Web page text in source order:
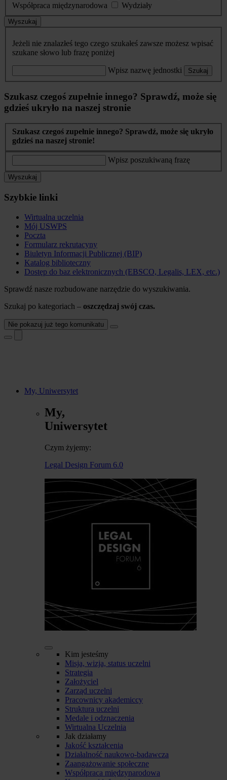
Współpraca międzynarodowa
Wydziały
Wyszukaj
Jeżeli nie znalazłeś tego czego szukałeś zawsze możesz wpisać
szukane słowo lub frazę poniżej
Wpisz nazwę jednostki Szukaj
Szukasz czegoś zupełnie innego? Sprawdź, może się
gdzieś ukryło na naszej stronie
Szukasz czegoś zupełnie innego? Sprawdź, może się ukryło
gdzieś na naszej stronie!
Wpisz poszukiwaną frazę
Wyszukaj
Szybkie linki
Wirtualna uczelnia
Mój USWPS
Poczta
Formularz rekrutacyny
Biuletyn Informacji Publicznej (BIP)
Katalog biblioteczny
Dostęp do baz elektronicznych (EBSCO, Legalis, LEX, etc.)
Sprawdź nasze rozbudowane narzędzie do wyszukiwania.
Szukaj po kategoriach – oszczędzaj swój czas.
Nie pokazuj już tego komunikatu
My, Uniwersytet
My,
Uniwersytet
Czym żyjemy:
Legal Design Forum 6.0
Kim jesteśmy
Misja, wizja, status uczelni
Strategia
Założyciel
Zarząd uczelni
Pracownicy akademiccy
Struktura uczelni
Medale i odznaczenia
Wirtualna Uczelnia
Jak działamy
Jakość kształcenia
Działalność naukowo-badawcza
Zaangażowanie społeczne
Współpraca międzynarodowa